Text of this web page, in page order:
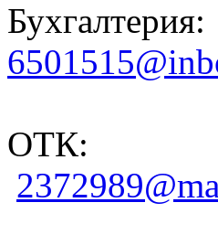
Бухгалтерия:
ОТК: